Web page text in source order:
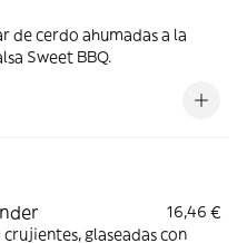
de cerdo ahumadas a la
Sweet BBQ.
16,46 €
glaseadas con